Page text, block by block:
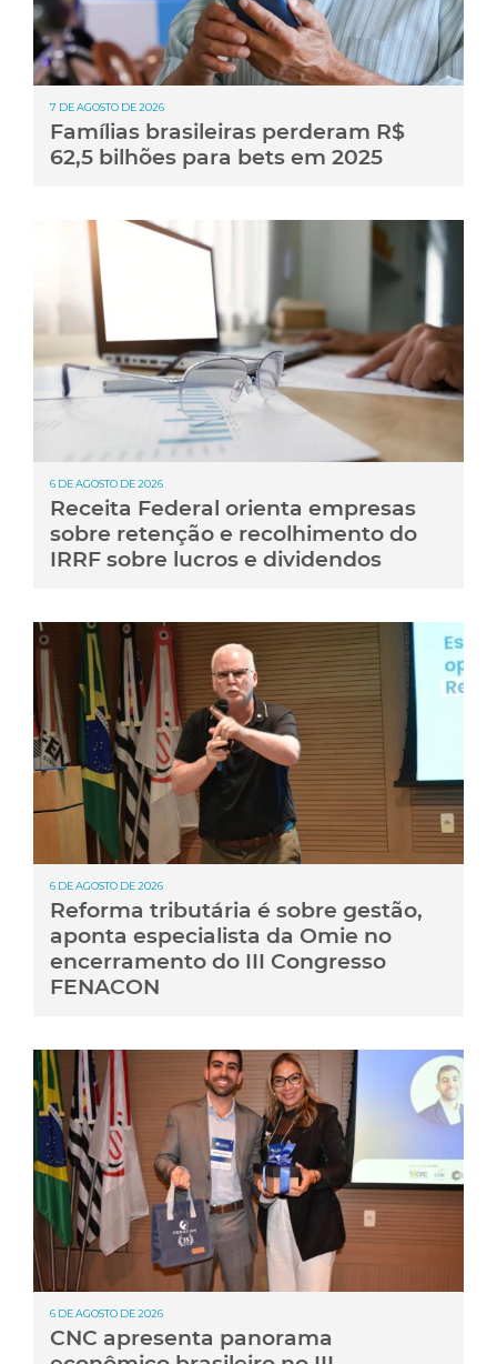
7 DE AGOSTO DE 2026
Famílias brasileiras perderam R$
62,5 bilhões para bets em 2025
6 DE AGOSTO DE 2026
Receita Federal orienta empresas
sobre retenção e recolhimento do
IRRF sobre lucros e dividendos
6 DE AGOSTO DE 2026
Reforma tributária é sobre gestão,
aponta especialista da Omie no
encerramento do III Congresso
FENACON
6 DE AGOSTO DE 2026
CNC apresenta panorama